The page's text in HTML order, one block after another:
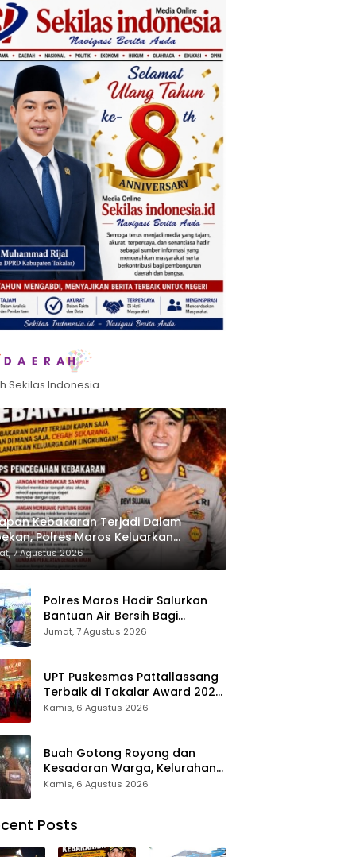
Sekilas Indonesia
Kebakaran Terjadi Dalam
Polres Maros Keluarkan
kepada Masyarakat
7 Agustus 2026
Polres Maros Hadir Salurkan
Bantuan Air Bersih Bagi
Masyarakat Terdampak Krisis
Jumat, 7 Agustus 2026
UPT Puskesmas Pattallassang
Terbaik di Takalar Award 2026,
Bukti Komitmen Hadirkan
Kamis, 6 Agustus 2026
Buah Gotong Royong dan
Kesadaran Warga, Kelurahan
Patte’ne Menjadi Bintang
Kamis, 6 Agustus 2026
Posts